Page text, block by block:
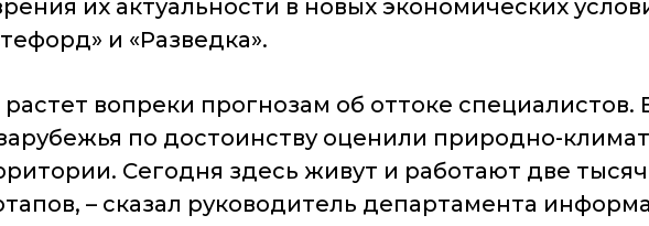
их актуальности в новых экономических
и «Разведка».
вопреки прогнозам об оттоке
по достоинству оценили природно-
Сегодня здесь живут и работают две
– сказал руководитель департамента